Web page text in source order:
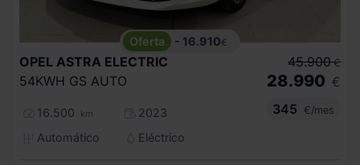
- 16.910€
OPEL ASTRA ELECTRIC
54KWH GS AUTO
16.500 km
2023
Automático
Eléctrico
45.900 €
28.990 €
345
€/mes